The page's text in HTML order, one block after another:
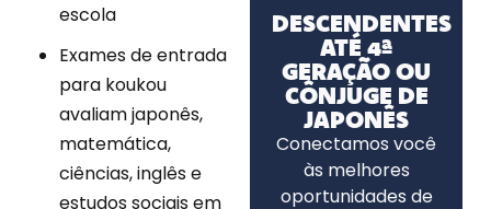
escola
Exames de entrada
para koukou
avaliam japonês,
matemática,
ciências, inglês e
estudos sociais em
DESCENDENTES
ATÉ 4ª
GERAÇÃO OU
CÔNJUGE DE
JAPONÊS
Conectamos você
às melhores
oportunidades de